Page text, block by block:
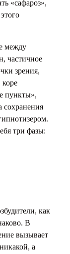
«сафароз»,
между
частичное
зрения,
коре
пункты»,
сохранения
три фазы:
как
В
вызывает
а